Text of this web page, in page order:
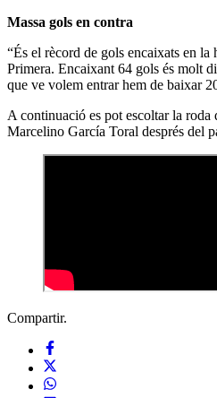
Massa gols en contra
“És el rècord de gols encaixats en
Primera. Encaixant 64 gols és molt
que ve volem entrar hem de baixar
A continuació es pot escoltar la roda
Marcelino García Toral després del
Compartir.